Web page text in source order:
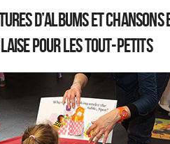
d’albums et chansons
pour les tout-petits